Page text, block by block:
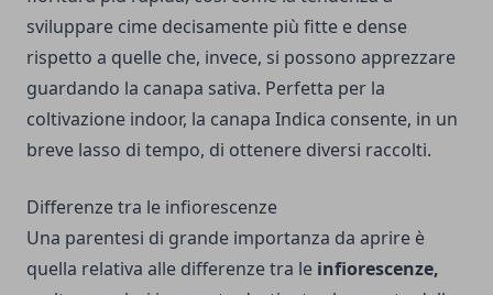
sviluppare cime decisamente più fitte e dense
rispetto a quelle che, invece, si possono apprezzare
guardando la canapa sativa. Perfetta per la
coltivazione indoor, la canapa Indica consente, in un
breve lasso di tempo, di ottenere diversi raccolti.
Differenze tra le infiorescenze
Una parentesi di grande importanza da aprire è
quella relativa alle differenze tra le infiorescenze,